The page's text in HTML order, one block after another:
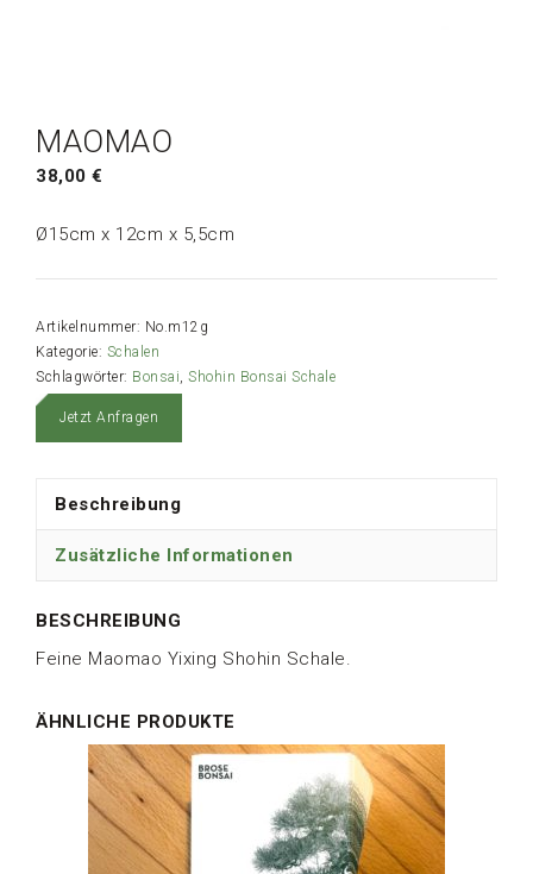
MAOMAO
38,00 €
Ø15cm x 12cm x 5,5cm
Artikelnummer: No.m12g
Kategorie: Schalen
Schlagwörter: Bonsai Shohin Bonsai Schale
Jetzt Anfragen
Beschreibung
Zusätzliche Informationen
BESCHREIBUNG
Feine Maomao Yixing Shohin Schale.
ÄHNLICHE PRODUKTE